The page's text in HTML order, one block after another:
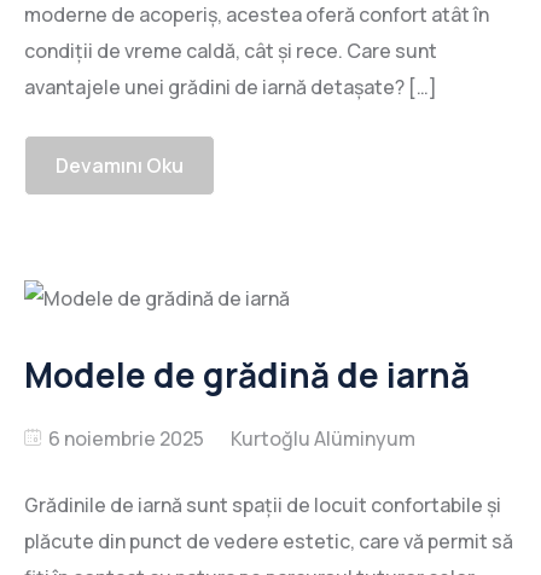
moderne de acoperiș, acestea oferă confort atât în
condiții de vreme caldă, cât și rece. Care sunt
avantajele unei grădini de iarnă detașate? […]
Devamını Oku
Modele de grădină de iarnă
6 noiembrie 2025
Grădinile de iarnă sunt spații de locuit confortabile și
plăcute din punct de vedere estetic, care vă permit să